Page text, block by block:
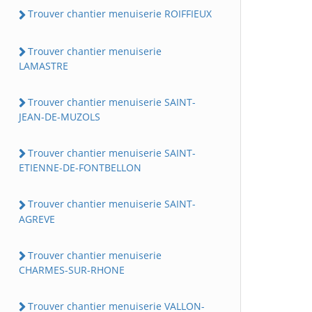
Trouver chantier menuiserie ROIFFIEUX
Trouver chantier menuiserie
LAMASTRE
Trouver chantier menuiserie SAINT-
JEAN-DE-MUZOLS
Trouver chantier menuiserie SAINT-
ETIENNE-DE-FONTBELLON
Trouver chantier menuiserie SAINT-
AGREVE
Trouver chantier menuiserie
CHARMES-SUR-RHONE
Trouver chantier menuiserie VALLON-